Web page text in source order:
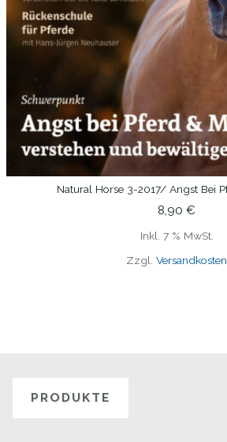
IN DEN
Natural Horse 3-2017/ Angst Bei
8,90 €
Inkl. 7 % MwSt.
Zzgl. Versandkosten
PRODUKTE